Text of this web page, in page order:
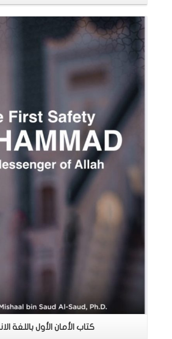
اقرأ المزيد
كتاب الأمان الأول باللغة